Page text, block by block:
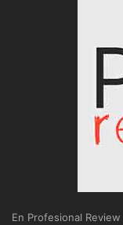
En Profesional